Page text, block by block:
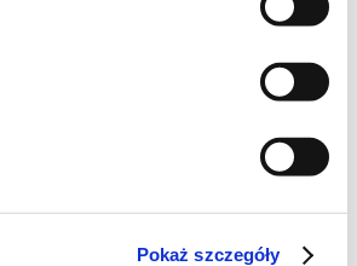
Pokaż szczegóły
płatków migdałowych (do